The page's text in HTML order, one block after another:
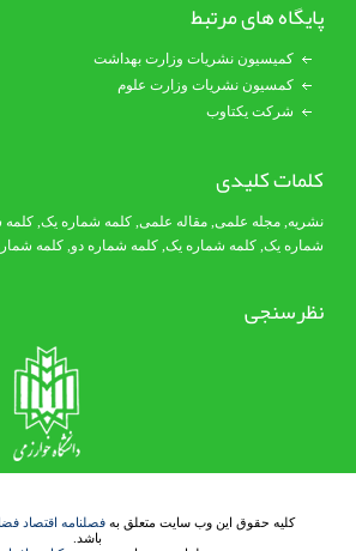
پایگاه های مرتبط
کمیسیون نشریات وزارت بهداشت
کمسیون نشریات وزارت علوم
شرکت یکتاوب
کلمات کلیدی
نشریه,مجله علمی,مقاله علمی,کلمه شماره یک, کلمه
شماره یک,کلمه شماره یک, کلمه شماره دو,کلمه شماره
نظرسنجی
کلیه حقوق این وب سایت متعلق به فصلنامه اقتصاد فضا
باشد.